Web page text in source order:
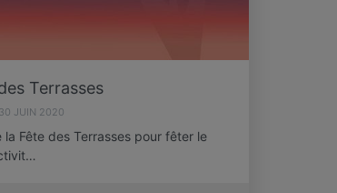
Terrasses
JUIN 2020
Fête des Terrasses pour fêter le